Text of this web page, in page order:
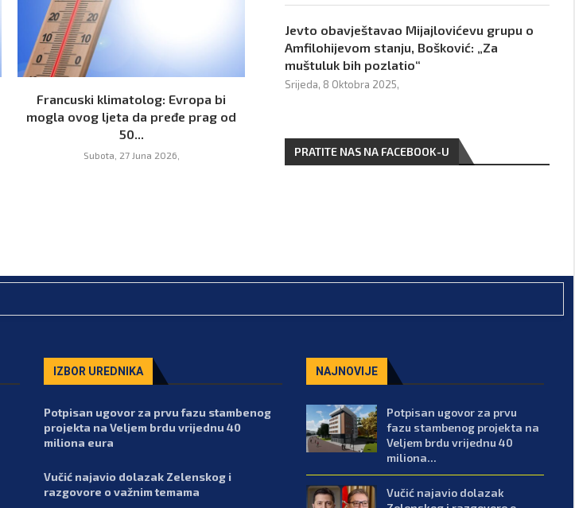
Francuski klimatolog: Evropa bi
mogla ovog ljeta da pređe prag od
50...
Subota, 27 Juna 2026,
Jevto obavještavao Mijajlovićevu grupu o
Amfilohijevom stanju, Bošković: „Za
muštuluk bih pozlatio“
Srijeda, 8 Oktobra 2025,
PRATITE NAS NA FACEBOOK-U
IZBOR UREDNIKA
Potpisan ugovor za prvu fazu stambenog
projekta na Veljem brdu vrijednu 40
miliona eura
Vučić najavio dolazak Zelenskog i
razgovore o važnim temama
NAJNOVIJE
Potpisan ugovor za prvu
fazu stambenog projekta na
Veljem brdu vrijednu 40
miliona...
Vučić najavio dolazak